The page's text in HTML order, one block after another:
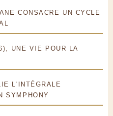
CONSACRE UN CYCLE
UNE VIE POUR LA
L'INTÉGRALE
SYMPHONY